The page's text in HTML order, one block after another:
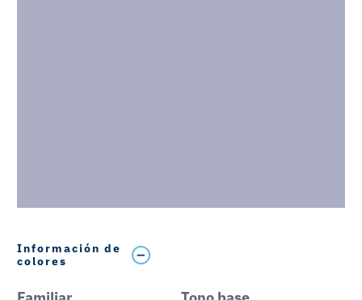
Información de
colores